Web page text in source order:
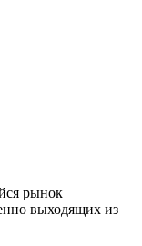
рынок
выходящих из